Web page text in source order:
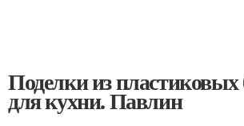
Поделки из
для кухни. Павлин